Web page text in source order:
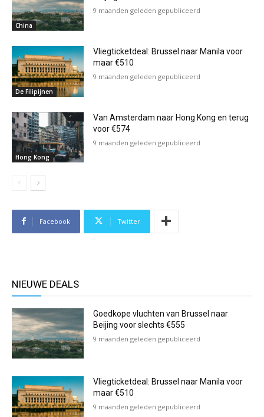
China
9 maanden geleden gepubliceerd
De Filipijnen
Vliegticketdeal: Brussel naar Manila voor
maar €510
9 maanden geleden gepubliceerd
Hong Kong
Van Amsterdam naar Hong Kong en terug
voor €574
9 maanden geleden gepubliceerd
Facebook Twitter
NIEUWE DEALS
Goedkope vluchten van Brussel naar
Beijing voor slechts €555
9 maanden geleden gepubliceerd
Vliegticketdeal: Brussel naar Manila voor
maar €510
9 maanden geleden gepubliceerd